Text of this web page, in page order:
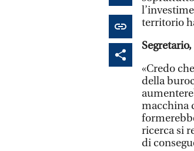
territorio
«Credo
della
macchina
ricerca si
di